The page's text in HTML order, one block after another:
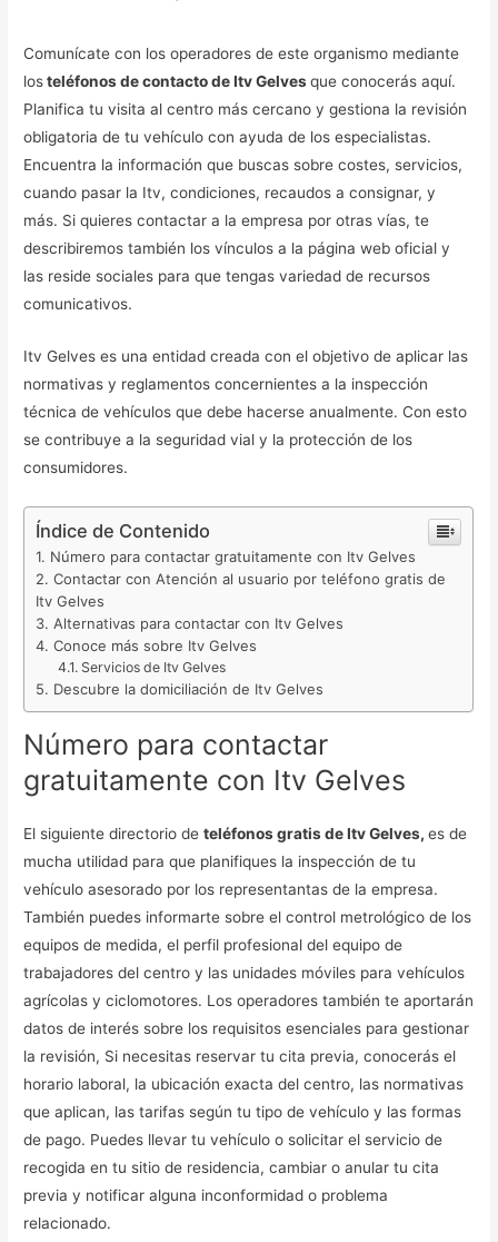
Comunícate con los operadores de este organismo mediante
losteléfonos de contacto de Itv Gelvesque conocerás aquí.
Planifica tu visita al centro más cercano y gestiona la revisión
obligatoria de tu vehículo con ayuda de los especialistas.
Encuentra la información que buscas sobre costes, servicios,
cuando pasar la Itv, condiciones, recaudos a consignar, y
más. Si quieres contactar a la empresa por otras vías, te
describiremos también los vínculos a la página web oficial y
las reside sociales para que tengas variedad de recursos
comunicativos.
Itv Gelves es una entidad creada con el objetivo de aplicar las
normativas y reglamentos concernientes a la inspección
técnica de vehículos que debe hacerse anualmente. Con esto
se contribuye a la seguridad vial y la protección de los
consumidores.
Índice de Contenido
Número para contactar gratuitamente con Itv Gelves
Contactar con Atención al usuario por teléfono gratis de
Itv Gelves
Alternativas para contactar con Itv Gelves
Conoce más sobre Itv Gelves
Servicios de Itv Gelves
Descubre la domiciliación de Itv Gelves
Número para contactar
gratuitamente con Itv Gelves
El siguiente directorio deteléfonos gratis de Itv Gelves,es de
mucha utilidad para que planifiques la inspección de tu
vehículo asesorado por los representantas de la empresa.
También puedes informarte sobre el control metrológico de los
equipos de medida, el perfil profesional del equipo de
trabajadores del centro y las unidades móviles para vehículos
agrícolas y ciclomotores. Los operadores también te aportarán
datos de interés sobre los requisitos esenciales para gestionar
la revisión, Si necesitas reservar tu cita previa, conocerás el
horario laboral, la ubicación exacta del centro, las normativas
que aplican, las tarifas según tu tipo de vehículo y las formas
de pago. Puedes llevar tu vehículo o solicitar el servicio de
recogida en tu sitio de residencia, cambiar o anular tu cita
previa y notificar alguna inconformidad o problema
relacionado.